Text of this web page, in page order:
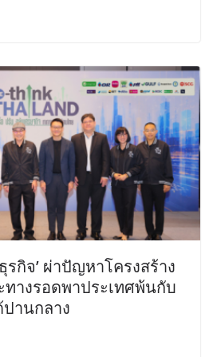
รกิจ’ ผ่าปัญหาโครงสร้าง
ทางรอดพาประเทศพ้นกับ
านกลาง